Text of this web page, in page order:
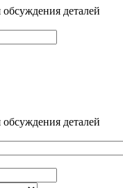
деталей
деталей